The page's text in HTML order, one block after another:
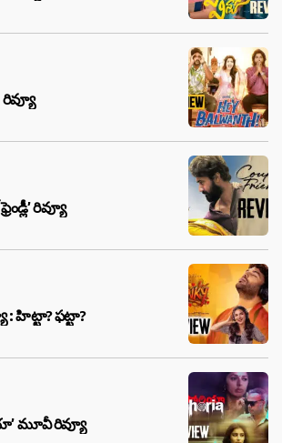
రివ్యూ
: హిట్టా? ఫట్టా?
మూవీ రివ్యూ